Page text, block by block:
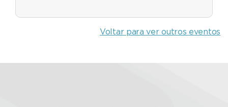
Voltar para ver outros eventos